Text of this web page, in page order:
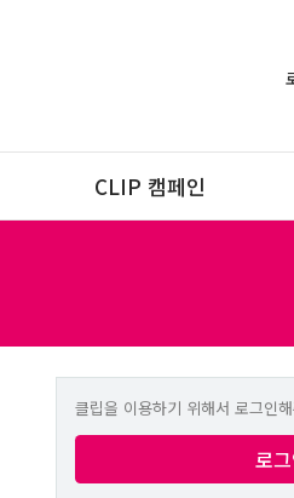
CLIP 캠페인
클립을 이용하기 위해서 로그인
로